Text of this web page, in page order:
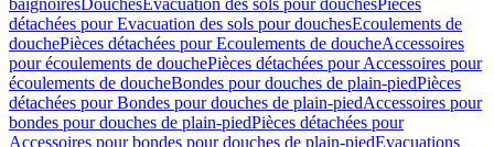
baignoiresDouchesEvacuation des sols pour douchesPièces
détachées pour Evacuation des sols pour douchesEcoulements de
douchePièces détachées pour Ecoulements de doucheAccessoires
pour écoulements de douchePièces détachées pour Accessoires pour
écoulements de doucheBondes pour douches de plain-piedPièces
détachées pour Bondes pour douches de plain-piedAccessoires pour
bondes pour douches de plain-piedPièces détachées pour
Accessoires pour bondes pour douches de plain-piedEvacuations